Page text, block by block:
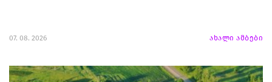
07. 08. 2026 ახალი ამბები